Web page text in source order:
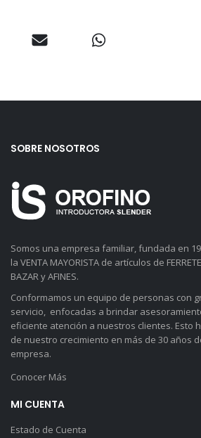
SOBRE NOSOTROS
Somos una empresa familiar, fundada en
la VENTA MAYORISTA de artículos de
BAZAR y AFINES.
Conformamos un equipo de personas con
servicio, enfocadas a brindar
eficiente atención a nuestros clientes. Esto
de nuestro crecimiento en más de 30 años
empresa.
Conocer Más
MI CUENTA
Estado de Cuenta